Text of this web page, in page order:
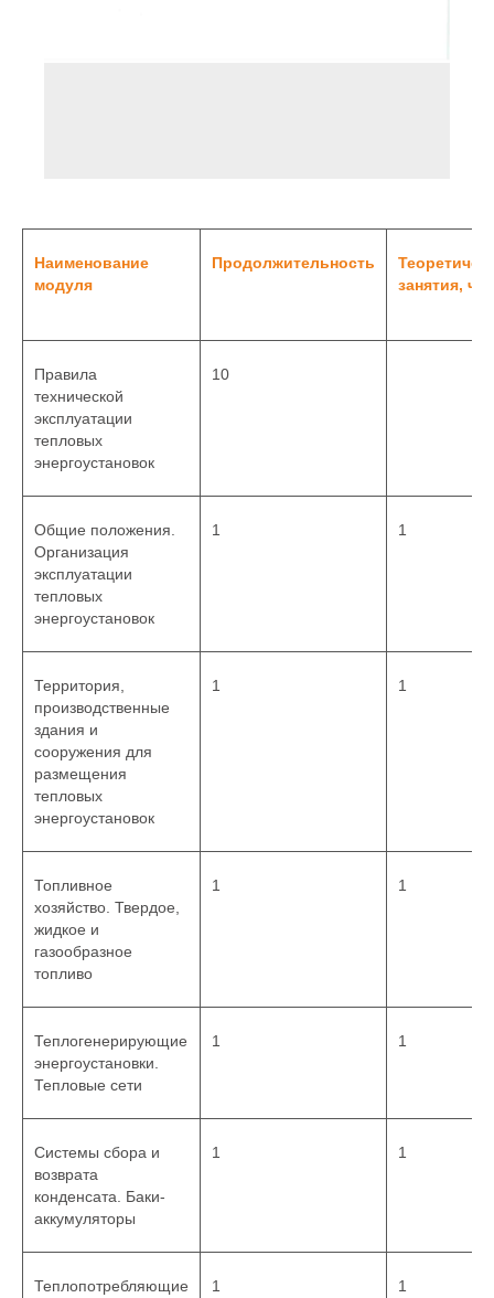
Наименование
модуля
Продолжительность
занятия,
Правила
технической
эксплуатации
тепловых
энергоустановок
10
Общие положения.
Организация
эксплуатации
тепловых
энергоустановок
1 1
Территория,
производственные
здания и
сооружения для
размещения
тепловых
энергоустановок
1 1
Топливное
хозяйство. Твердое,
жидкое и
газообразное
топливо
1 1
Теплогенерирующие
энергоустановки.
Тепловые сети
1 1
Системы сбора и
возврата
конденсата. Баки-
аккумуляторы
1 1
Теплопотребляющие
1 1